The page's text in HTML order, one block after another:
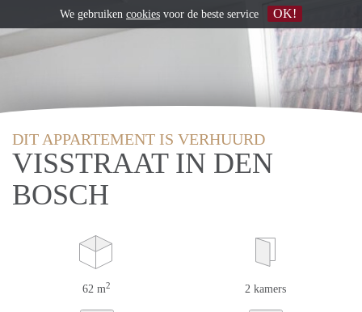
DIT APPARTEMENT IS VERHUURD
VISSTRAAT IN DEN
BOSCH
62 m2 2 kamers
We gebruiken cookies voor de beste service OK!